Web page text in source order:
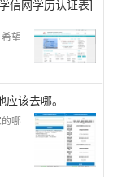
信网学历认证表]
望
该去哪。
哪